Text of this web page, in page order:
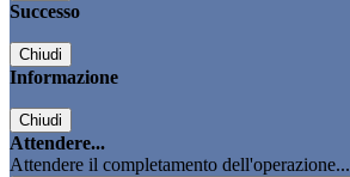
Successo
Chiudi
Informazione
Chiudi
Attendere...
Attendere il completamento dell'operazione...